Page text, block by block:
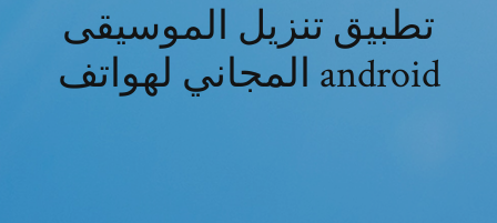
تطبيق تنزيل الموسيقى
المجاني لهواتف android